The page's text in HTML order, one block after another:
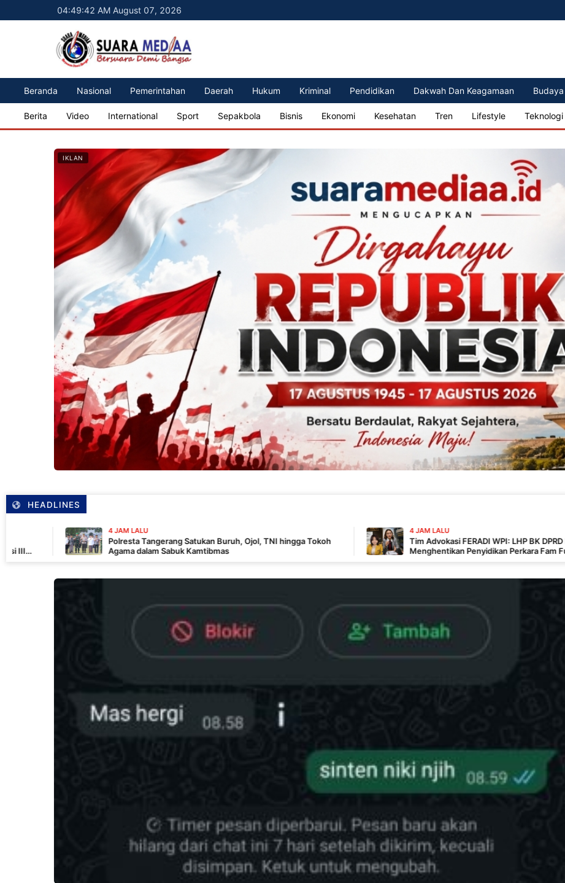
04:49:44 AM August 07, 2026
Beranda Nasional Pemerintahan Daerah Hukum Kriminal Pendidikan Dakwah Dan Keagamaan Budaya
Berita Video International Sport Sepakbola Bisnis Ekonomi Kesehatan Tren Lifestyle Teknologi
IKLAN
HEADLINES
4 JAM LALU
Polresta Tangerang Satukan Buruh, Ojol, TNI hingga Tokoh
Agama dalam Sabuk Kamtibmas
4 JAM LALU
Tim Advokasi FERADI WPI: LHP BK DPRD Lebak Tidak
Menghentikan Penyidikan Perkara Fam Fuk Tjhong Alias Pak